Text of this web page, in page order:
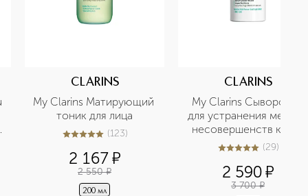
CLARINS
My Clarins Матирующий
тоник для лица
5из 5123 (123)
2 167¤
2 550 ¤
200 мл
CLARINS
My Clarins Сыворотка
для устранения мелких
несовершенств кожи
лица
4.9из529 (29)
2 590¤
3 700 ¤